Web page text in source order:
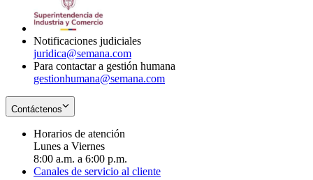
Notificaciones judiciales
juridica@semana.com
Para contactar a gestión humana
gestionhumana@semana.com
Contáctenos
Horarios de atención
Lunes a Viernes
8:00 a.m. a 6:00 p.m.
Canales de servicio al cliente